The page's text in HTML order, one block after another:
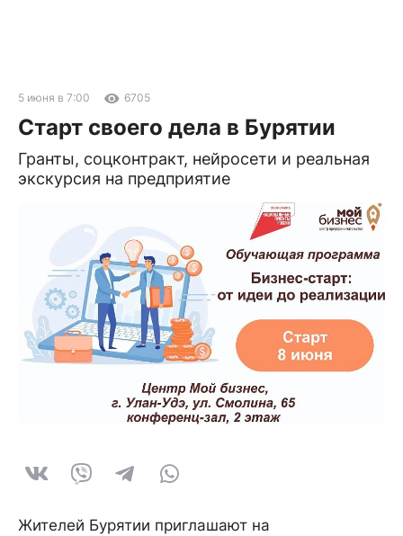
5 июня в 7:00 6705
Старт своего дела в Бурятии
Гранты, соцконтракт, нейросети и реальная
экскурсия на предприятие
Жителей Бурятии приглашают на